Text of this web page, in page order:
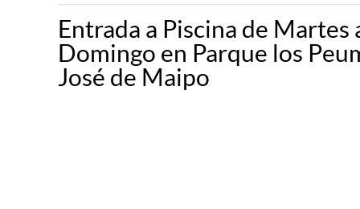
Entrada a Piscina de Martes
Domingo en Parque los
José de Maipo